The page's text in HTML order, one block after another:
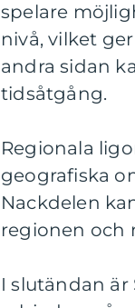
spelare
nivå, vilket
andra sidan
tidsåtgång.
Regionala
geografiska
Nackdelen
regionen och
I slutändan